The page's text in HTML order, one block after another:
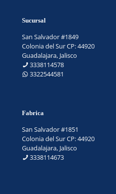
Sucursal
San Salvador #1849
Colonia del Sur CP: 44920
Guadalajara, Jalisco
3338114578
3322544581
Fabrica
San Salvador #1851
Colonia del Sur CP: 44920
Guadalajara, Jalisco
3338114673